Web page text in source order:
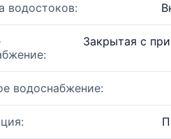
водостоков:
Закрытая с
водоснабжение: